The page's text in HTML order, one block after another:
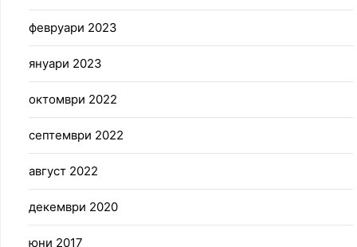
февруари 2023
януари 2023
октомври 2022
септември 2022
август 2022
декември 2020
юни 2017